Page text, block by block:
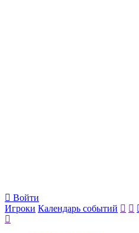
Войти
Игроки Календарь событий